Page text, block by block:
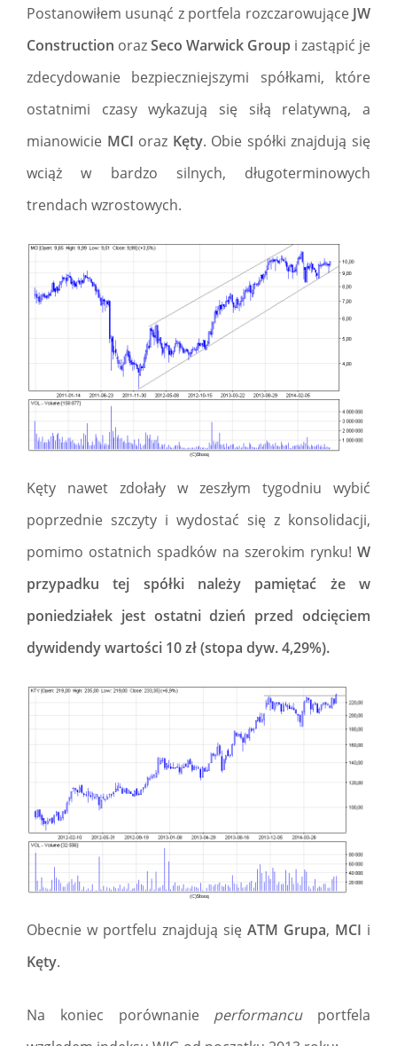
Postanowiłem usunąć z portfela rozczarowujące JW
Construction orazSeco Warwick Group i zastąpić je
zdecydowanie bezpieczniejszymi spółkami, które
ostatnimi czasy wykazują się siłą relatywną, a
mianowicie MCI oraz Kęty. Obie spółki znajdują się
wciąż w bardzo silnych, długoterminowych
trendach wzrostowych.
Kęty nawet zdołały w zeszłym tygodniu wybić
poprzednie szczyty i wydostać się z konsolidacji,
pomimo ostatnich spadków na szerokim rynku! W
przypadku tej spółki należy pamiętać że w
poniedziałek jest ostatni dzień przed odcięciem
dywidendy wartości 10 zł (stopa dyw. 4,29%).
Obecnie w portfelu znajdują się ATM Grupa, MCI i
Kęty.
Na koniec porównanie performancuportfela